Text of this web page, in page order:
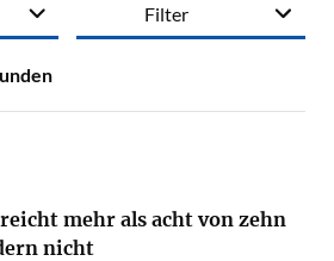
Filter
mehr als acht von zehn
nicht